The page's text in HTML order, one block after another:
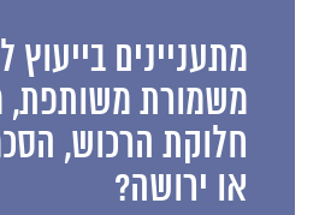
מתעניינים בייעוץ
משמורת משותפת,
חלוקת הרכוש,
או ירושה?